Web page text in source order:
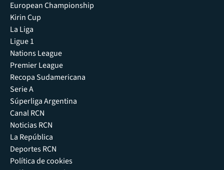
European Championship
Kirin Cup
La Liga
Ligue 1
Nations League
Premier League
Recopa Sudamericana
Serie A
Súperliga Argentina
Canal RCN
Noticias RCN
La República
Deportes RCN
Política de cookies